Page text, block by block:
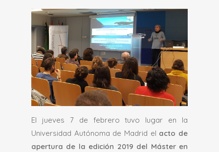
El jueves 7 de febrero tuvo lugar en la
Universidad Autónoma de Madrid el acto de
apertura de la edición 2019 del Máster en